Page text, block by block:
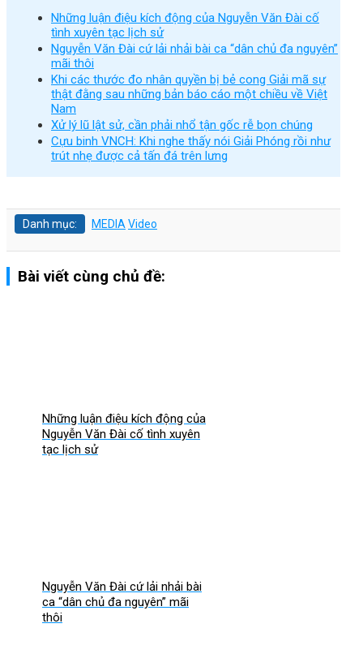
Những luận điệu kích động của Nguyễn Văn Đài cố
tình xuyên tạc lịch sử
Nguyễn Văn Đài cứ lải nhải bài ca “dân chủ đa nguyên”
mãi thôi
Khi các thước đo nhân quyền bị bẻ cong Giải mã sự
thật đằng sau những bản báo cáo một chiều về Việt
Nam
Xử lý lũ lật sử, cần phải nhổ tận gốc rễ bọn chúng
Cựu binh VNCH: Khi nghe thấy nói Giải Phóng rồi như
trút nhẹ được cả tấn đá trên lưng
Danh mục: MEDIA Video
Bài viết cùng chủ đề:
Những luận điệu kích động của
Nguyễn Văn Đài cố tình xuyên
tạc lịch sử
Nguyễn Văn Đài cứ lải nhải bài
ca “dân chủ đa nguyên” mãi
thôi